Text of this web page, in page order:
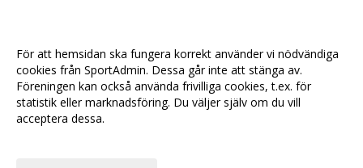
För att hemsidan ska fungera korrekt använder vi nödvändiga
cookies från SportAdmin. Dessa går inte att stänga av.
Föreningen kan också använda frivilliga cookies, t.ex. för
statistik eller marknadsföring. Du väljer själv om du vill
acceptera dessa.